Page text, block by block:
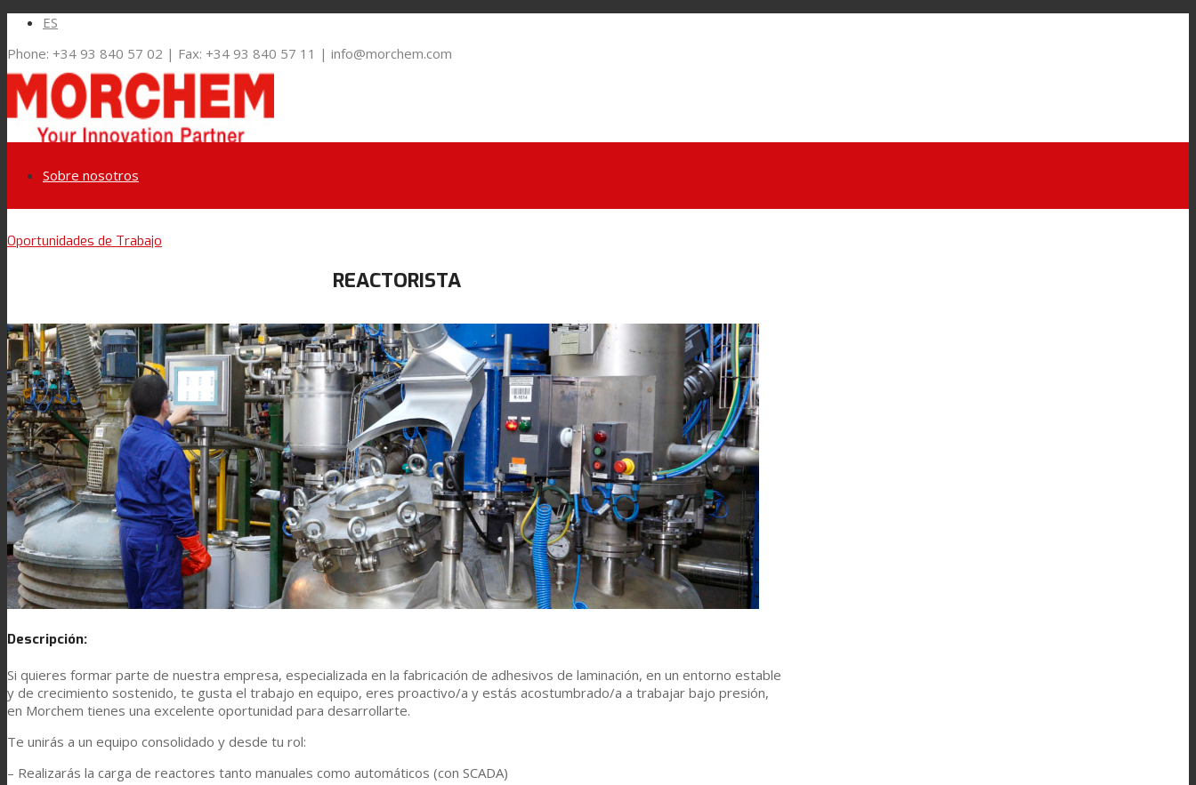
ES
Phone: +34 93 840 57 02 | Fax: +34 93 840 57 11 | info@morchem.com
Link to Mail
Sobre nosotros
Mercados y Soluciones
Laminación de paneles
Laminación técnica
Laminación textil
Resinas de Poliuretano para tintas de impresión
Innovación
I+D
Asistencia Técnica
Oportunidades de Trabajo
REACTORISTA
Descripción:
Si quieres formar parte de nuestra empresa, especializada en la fabricación de adhesivos de laminación, en un entorno estable
y de crecimiento sostenido, te gusta el trabajo en equipo, eres proactivo/a y estás acostumbrado/a a trabajar bajo presión,
en Morchem tienes una excelente oportunidad para desarrollarte.
Te unirás a un equipo consolidado y desde tu rol:
– Realizarás la carga de reactores tanto manuales como automáticos (con SCADA)